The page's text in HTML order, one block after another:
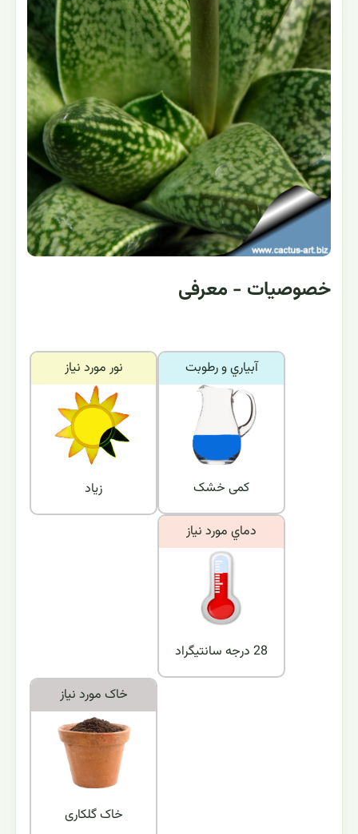
خصوصیات - معرفی
نور مورد نياز
زیاد
آبياري و رطوبت
کمی خشک
دماي مورد نياز
28 درجه سانتیگراد
خاک مورد نياز
خاک گلکاری